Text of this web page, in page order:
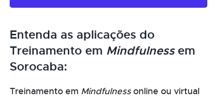
Entenda as aplicações do
Treinamento em Mindfulnessem
Sorocaba:
Treinamento em Mindfulnessonline ou virtual